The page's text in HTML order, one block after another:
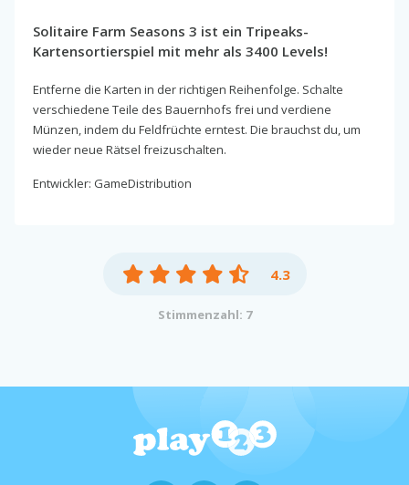
Solitaire Farm Seasons 3 ist ein Tripeaks-
Kartensortierspiel mit mehr als 3400 Levels!
Entferne die Karten in der richtigen Reihenfolge. Schalte
verschiedene Teile des Bauernhofs frei und verdiene
Münzen, indem du Feldfrüchte erntest. Die brauchst du, um
wieder neue Rätsel freizuschalten.
Entwickler: GameDistribution
4.3
Stimmenzahl: 7